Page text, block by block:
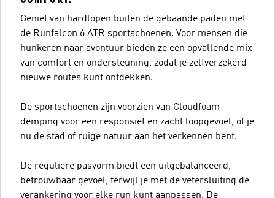
Geniet van hardlopen buiten de gebaande paden met
de Runfalcon 6 ATR sportschoenen. Voor mensen die
hunkeren naar avontuur bieden ze een opvallende mix
van comfort en ondersteuning, zodat je zelfverzekerd
nieuwe routes kunt ontdekken.
De sportschoenen zijn voorzien van Cloudfoam-
demping voor een responsief en zacht loopgevoel, of je
nu de stad of ruige natuur aan het verkennen bent.
De reguliere pasvorm biedt een uitgebalanceerd,
betrouwbaar gevoel, terwijl je met de vetersluiting de
verankering voor elke run kunt aanpassen. De